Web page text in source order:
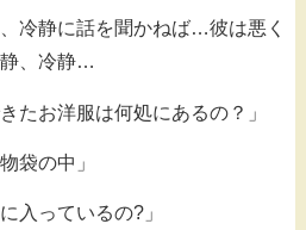
冷静に話を聞かねば…彼は悪く
、冷静…
たお洋服は何処にあるの？」
袋の中」
入っているの?」